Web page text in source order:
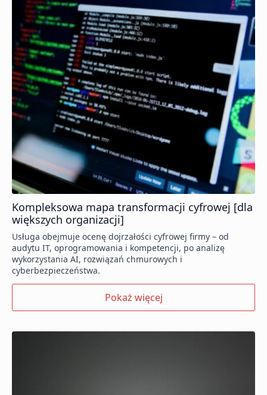
Pokaż więcej
Kompleksowa mapa transformacji cyfrowej [dla
większych organizacji]
Usługa obejmuje ocenę dojrzałości cyfrowej firmy – od
audytu IT, oprogramowania i kompetencji, po analizę
wykorzystania AI, rozwiązań chmurowych i
cyberbezpieczeństwa.